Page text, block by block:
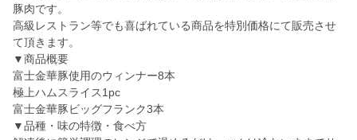
豚肉です。
高級レストラン等でも喜ばれている商品を特別価格にて販売させ
て頂きます。
▼商品概要
富士金華豚使用のウィンナー8本
極上ハムスライス1pc
富士金華豚ビッグフランク3本
▼品種・味の特徴・食べ方